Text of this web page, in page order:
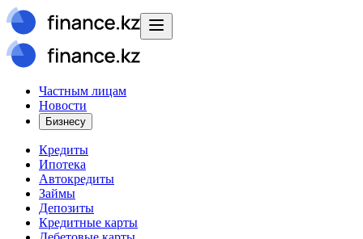
Частным лицам
Новости
Бизнесу
Кредиты
Ипотека
Автокредиты
Займы
Депозиты
Кредитные карты